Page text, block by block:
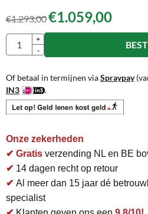
€1.293,00€1.059,00
Aantal
+
-
Of betaal in termijnen viaSpraypay
IN3
.
Onze zekerheden
✔ Gratis verzending NL en BE
✔ 14 dagen recht op retour
✔ Al meer dan 15 jaar dé
specialist